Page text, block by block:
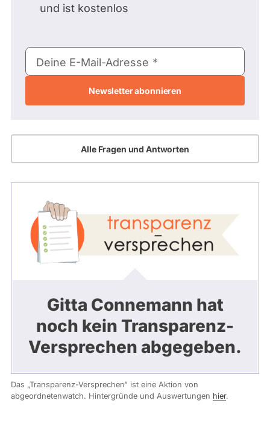
und ist kostenlos
E-
Mail-
Deine E-Mail-Adresse
Alle Fragen und Antworten
Gitta Connemann hat
noch kein Transparenz-
Versprechen abgegeben.
Das „Transparenz-Versprechen“ ist eine Aktion von
abgeordnetenwatch. Hintergründe und Auswertungen hier.